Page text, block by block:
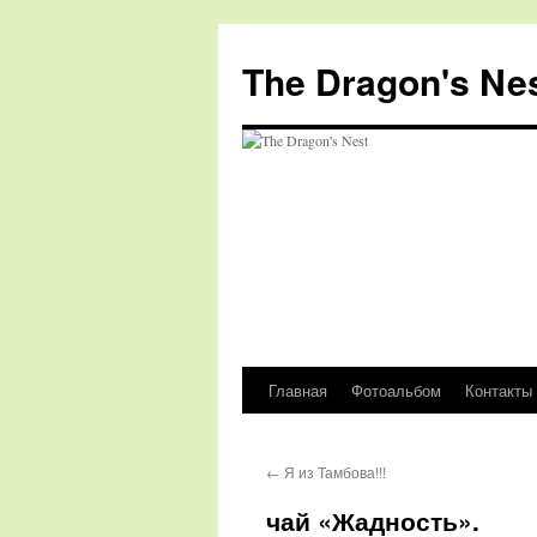
The Dragon's
Перейти
содержимому
Главная Фотоальбом Контакты
← Я из Тамбова!!!
чай «Жадность».